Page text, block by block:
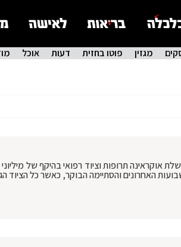
מגזין פוטו בחזית דעות אוכל
אוקראינה תרופות וציוד רפואי בהיקף של
האחרונים והסתיימה הבוקר, כאשר כל הציוד